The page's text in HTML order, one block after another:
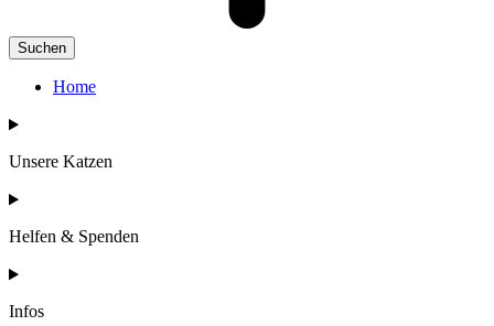
Suchen
Home
Unsere Katzen
Helfen & Spenden
Infos